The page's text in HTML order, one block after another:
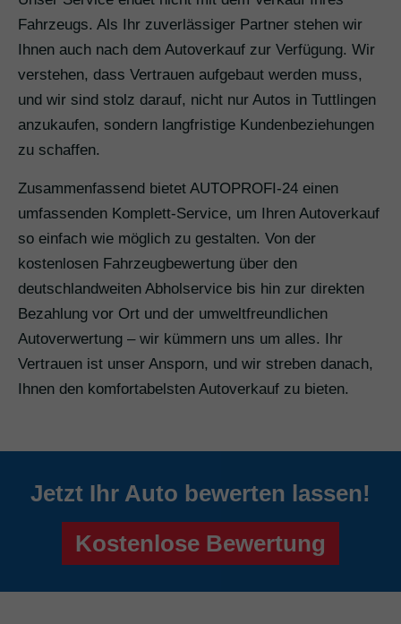
Fahrzeugs. Als Ihr zuverlässiger Partner stehen wir
Ihnen auch nach dem Autoverkauf zur Verfügung. Wir
verstehen, dass Vertrauen aufgebaut werden muss,
und wir sind stolz darauf, nicht nur Autos in Tuttlingen
anzukaufen, sondern langfristige Kundenbeziehungen
zu schaffen.
Zusammenfassend bietet AUTOPROFI-24 einen
umfassenden Komplett-Service, um Ihren Autoverkauf
so einfach wie möglich zu gestalten. Von der
kostenlosen Fahrzeugbewertung über den
deutschlandweiten Abholservice bis hin zur direkten
Bezahlung vor Ort und der umweltfreundlichen
Autoverwertung – wir kümmern uns um alles. Ihr
Vertrauen ist unser Ansporn, und wir streben danach,
Ihnen den komfortabelsten Autoverkauf zu bieten.
Jetzt Ihr Auto bewerten lassen!
Kostenlose Bewertung